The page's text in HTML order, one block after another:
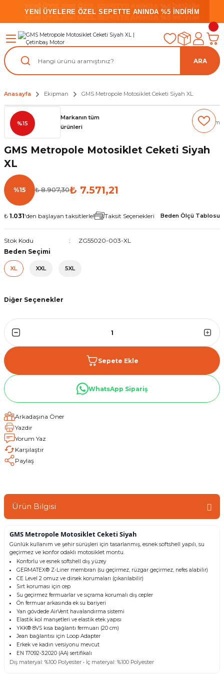
YENİ ÜYELERE ÖZEL SEPETTE ANINDA %5 İNDİRİM
YENİ ÜYELERE ÖZEL SEPETTE ANINDA %5 İNDİRİM
YENİ ÜYELERE ÖZEL SEPETTE ANINDA %5 İNDİRİM
ARA
Anasayfa Ekipman GMS Metropole Motosiklet Ceketi Siyah XL
%15
Markanın tüm
ürünleri
(0) Yorum
GMS Metropole Motosiklet Ceketi Siyah
XL
%15 ₺ 8.907,30₺ 7.571,21
₺ 1.031'den başlayan taksitlerle! Taksit Seçenekleri Beden Ölçü Tablosu
Stok Kodu
ZG55020-003-XL
Beden Seçimi
XL XXL 5XL
Diğer Seçenekler
GMS Metropole Motosiklet Ceketi Gri
Sepete Ekle
WhatsApp Sipariş
Arkadaşına Öner
Yazdır
Yorum Yaz
Karşılaştır
Paylaş
Ürün Bilgisi
GMS Metropole Motosiklet Ceketi Siyah
Günlük kullanım ve şehir sürüşleri için tasarlanmış, esnek softshell yapılı, su
geçirmez ve konfor odaklı motosiklet montu.
Konforlu ve esnek softshell dış yüzey
GERMATEX® Z-Liner membran (su geçirmez, rüzgar geçirmez, nefes alabilir)
CE Level 2 omuz ve dirsek korumaları (çıkarılabilir)
Sırt koruması için cep
Su geçirmez fermuarlar ve sıçrama korumalı dış cepler
Ön fermuar arkasında ek su bariyeri
Yan gövdede AirVent havalandırma sistemi
Elastik kol manşetleri ve elastik etek yapısı
YKK® 8VS kısa bağlantı fermuarı (20 cm)
Jean bağlantısı için Loop Adapter
Erkek ve kadın versiyonu mevcut
EN 17092-3:2020 (AA) sertifikalı
Dış materyal: %100 Polyester • İç materyal: %100 Polyester